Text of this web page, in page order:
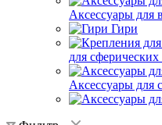
Аксессуары для
Гири
для сферических
Аксессуары для